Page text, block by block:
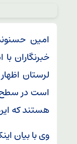
امین
خبرنگاران
لرستان
است در سطح
هستند که
وی با بیان